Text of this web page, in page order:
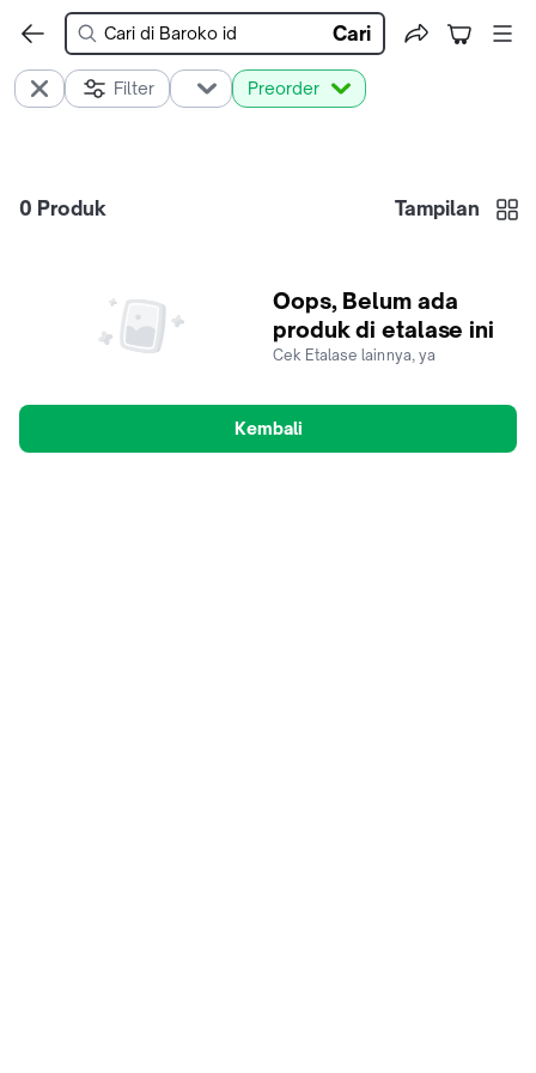
Cari
Filter Preorder
0 Produk Tampilan
Oops, Belum ada
produk di etalase ini
Cek Etalase lainnya, ya
Kembali